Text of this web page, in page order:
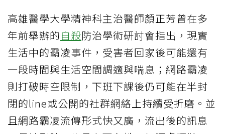
高雄醫學大學精神科主治醫師顏正芳曾在多
年前舉辦的自殺防治學術研討會指出，現實
生活中的霸凌事件，受害者回家後可能還有
一段時間與生活空間調適與喘息；網路霸凌
則打破時空限制，下班下課後仍可能在半封
閉的line或公開的社群網絡上持續受折磨。並
且網路霸凌流傳形式快又廣，流出後的訊息